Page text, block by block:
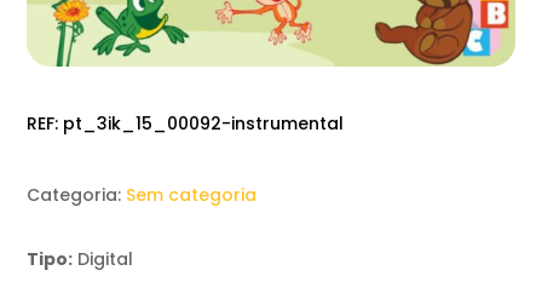
REF: pt_3ik_15_00092-instrumental
Categoria: Sem categoria
Tipo: Digital